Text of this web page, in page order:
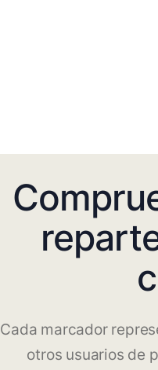
Cada marcador
otros usuarios de